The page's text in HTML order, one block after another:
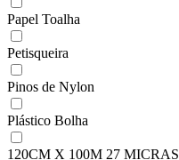
Papel Toalha
Petisqueira
Pinos de Nylon
Plástico Bolha
120CM X 100M 27 MICRAS